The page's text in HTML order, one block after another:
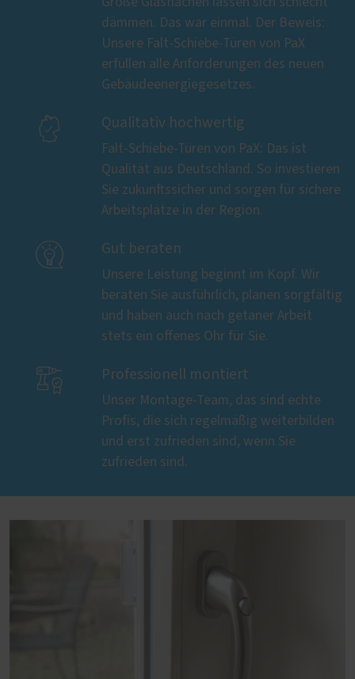
dämmen. Das war einmal. Der Beweis:
Unsere Falt-Schiebe-Türen von PaX
erfüllen alle Anforderungen des neuen
Gebäudeenergiegesetzes.
 Qualitativ hochwertig
Falt-Schiebe-Türen von PaX: Das ist
Qualität aus Deutschland. So investieren
Sie zukunftssicher und sorgen für sichere
Arbeitsplätze in der Region.
 Gut beraten
Unsere Leistung beginnt im Kopf. Wir
beraten Sie ausführlich, planen sorgfältig
und haben auch nach getaner Arbeit
stets ein offenes Ohr für Sie.
 Professionell montiert
Unser Montage-Team, das sind echte
Profis, die sich regelmäßig weiterbilden
und erst zufrieden sind, wenn Sie
zufrieden sind.